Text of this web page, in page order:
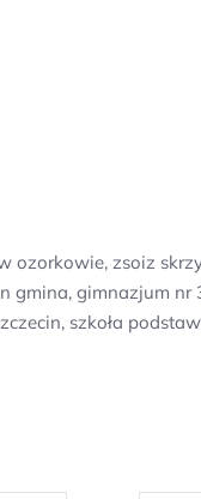
zsoiz
gmina, gimnazjum
szkoła